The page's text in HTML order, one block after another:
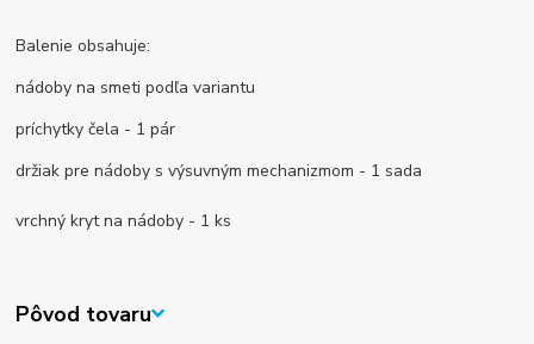
Balenie obsahuje:
nádoby na smeti podľa variantu
príchytky čela - 1 pár
držiak pre nádoby s výsuvným mechanizmom - 1 sada
vrchný kryt na nádoby - 1 ks
Pôvod tovaru